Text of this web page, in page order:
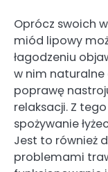
Oprócz swoich
miód lipowy
łagodzeniu
w nim naturalne
poprawę
relaksacji. Z
spożywanie
Jest to również
problemami